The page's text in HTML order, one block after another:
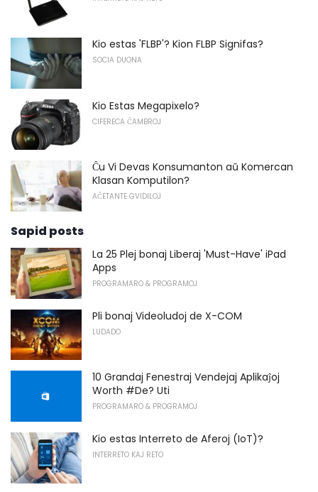
Kio estas 'FLBP'? Kion FLBP Signifas?
SOCIA DUONA
Kio Estas Megapixelo?
CIFERECA ĈAMBROJ
Ĉu Vi Devas Konsumanton aŭ Komercan
Klasan Komputilon?
AĈETANTE GVIDILOJ
Sapid posts
La 25 Plej bonaj Liberaj 'Must-Have' iPad
Apps
PROGRAMARO & PROGRAMOJ
Pli bonaj Videoludoj de X-COM
LUDADO
10 Grandaj Fenestraj Vendejaj Aplikaĵoj
Worth #De? Uti
PROGRAMARO & PROGRAMOJ
Kio estas Interreto de Aferoj (IoT)?
INTERRETO KAJ RETO